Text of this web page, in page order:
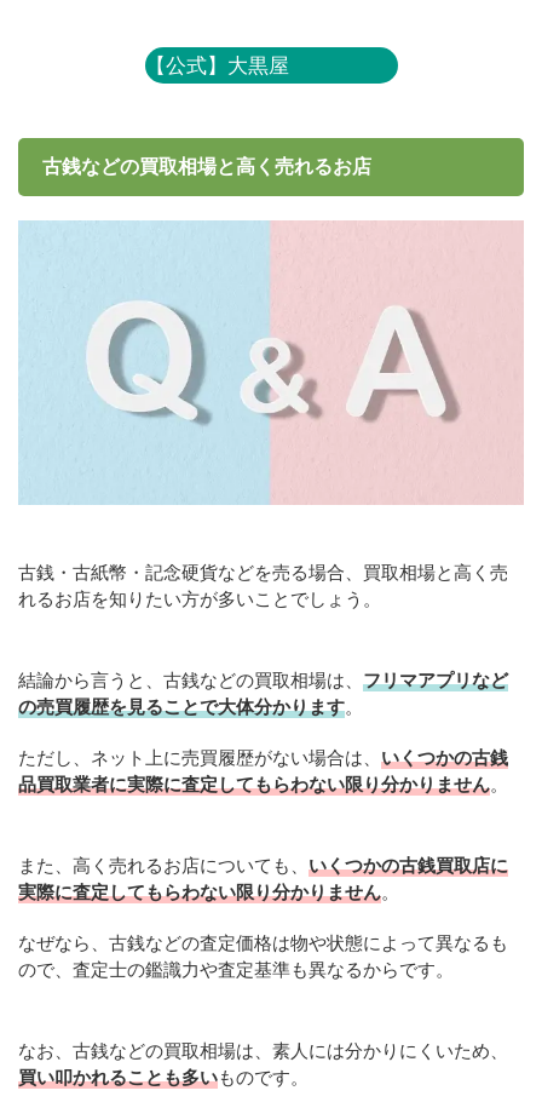
【公式】大黒屋
古銭などの買取相場と高く売れるお店
古銭・古紙幣・記念硬貨などを売る場合、買取相場と高く売
れるお店を知りたい方が多いことでしょう。
結論から言うと、古銭などの買取相場は、 フリマアプリなど
の売買履歴を見ることで大体分かります。
ただし、ネット上に売買履歴がない場合は、 いくつかの古銭
品買取業者に実際に査定してもらわない限り分かりません。
また、高く売れるお店についても、 いくつかの古銭買取店に
実際に査定してもらわない限り分かりません。
なぜなら、古銭などの査定価格は物や状態によって異なるも
ので、査定士の鑑識力や査定基準も異なるからです。
なお、古銭などの買取相場は、素人には分かりにくいため、
買い叩かれることも多いものです。